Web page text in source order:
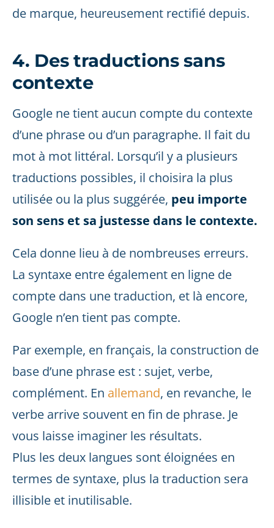
de marque, heureusement rectifié depuis.
4. Des traductions sans
contexte
Google ne tient aucun compte du contexte
d’une phrase ou d’un paragraphe. Il fait du
mot à mot littéral. Lorsqu’il y a plusieurs
traductions possibles, il choisira la plus
utilisée ou la plus suggérée, peu importe
son sens et sa justesse dans le contexte.
Cela donne lieu à de nombreuses erreurs.
La syntaxe entre également en ligne de
compte dans une traduction, et là encore,
Google n’en tient pas compte.
Par exemple, en français, la construction de
base d’une phrase est : sujet, verbe,
complément. En allemand, en revanche, le
verbe arrive souvent en fin de phrase. Je
vous laisse imaginer les résultats.
Plus les deux langues sont éloignées en
termes de syntaxe, plus la traduction sera
illisible et inutilisable.